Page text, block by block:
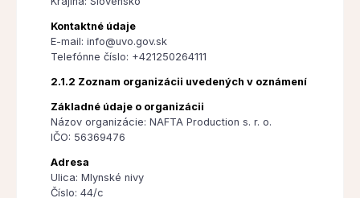
Kontaktné údaje
E-mail: info@uvo.gov.sk
Telefónne číslo: +421250264111
2.1.2 Zoznam organizácii uvedených v oznámení
Základné údaje o organizácii
Názov organizácie: NAFTA Production s. r. o.
IČO: 56369476
Adresa
Ulica: Mlynské nivy
Číslo: 44/c